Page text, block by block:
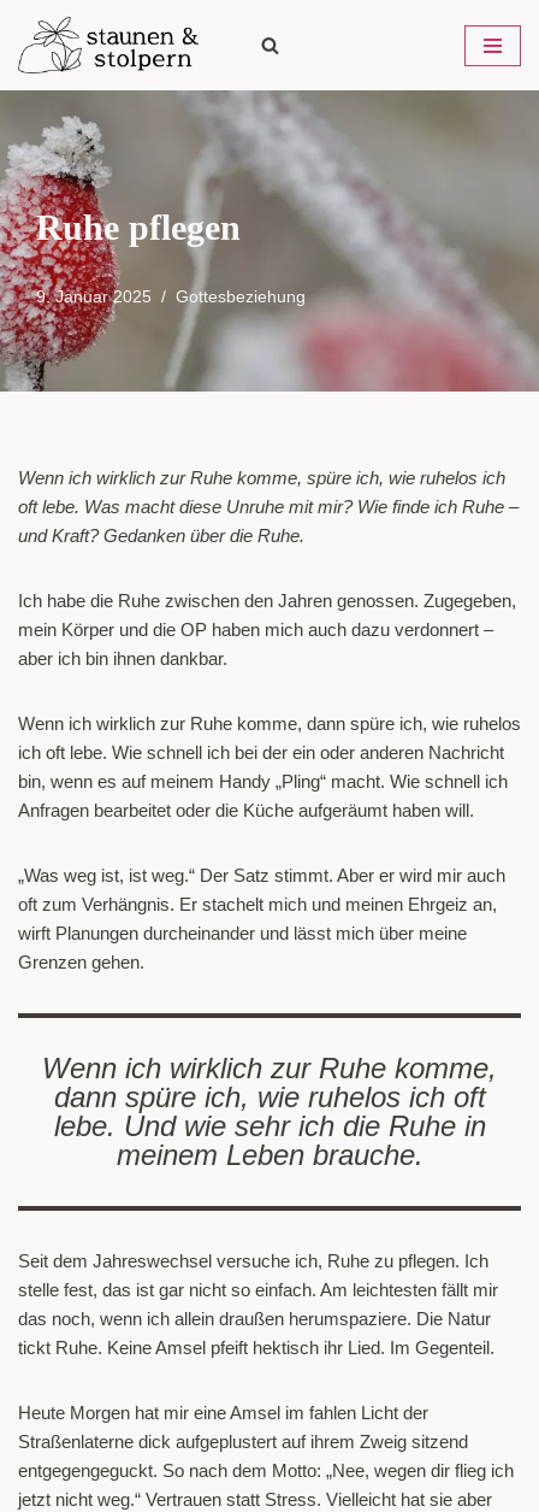
Zum
Inhalt
springen
Ruhe pflegen
9. Januar 2025 Gottesbeziehung
Wenn ich wirklich zur Ruhe komme, spüre ich, wie ruhelos ich
oft lebe. Was macht diese Unruhe mit mir? Wie finde ich Ruhe –
und Kraft? Gedanken über die Ruhe.
Ich habe die Ruhe zwischen den Jahren genossen. Zugegeben,
mein Körper und die OP haben mich auch dazu verdonnert –
aber ich bin ihnen dankbar.
Wenn ich wirklich zur Ruhe komme, dann spüre ich, wie ruhelos
ich oft lebe. Wie schnell ich bei der ein oder anderen Nachricht
bin, wenn es auf meinem Handy „Pling“ macht. Wie schnell ich
Anfragen bearbeitet oder die Küche aufgeräumt haben will.
„Was weg ist, ist weg.“ Der Satz stimmt. Aber er wird mir auch
oft zum Verhängnis. Er stachelt mich und meinen Ehrgeiz an,
wirft Planungen durcheinander und lässt mich über meine
Grenzen gehen.
Wenn ich wirklich zur Ruhe komme,
dann spüre ich, wie ruhelos ich oft
lebe. Und wie sehr ich die Ruhe in
meinem Leben brauche.
Seit dem Jahreswechsel versuche ich, Ruhe zu pflegen. Ich
stelle fest, das ist gar nicht so einfach. Am leichtesten fällt mir
das noch, wenn ich allein draußen herumspaziere. Die Natur
tickt Ruhe. Keine Amsel pfeift hektisch ihr Lied. Im Gegenteil.
Heute Morgen hat mir eine Amsel im fahlen Licht der
Straßenlaterne dick aufgeplustert auf ihrem Zweig sitzend
entgegengeguckt. So nach dem Motto: „Nee, wegen dir flieg ich
jetzt nicht weg.“ Vertrauen statt Stress. Vielleicht hat sie aber